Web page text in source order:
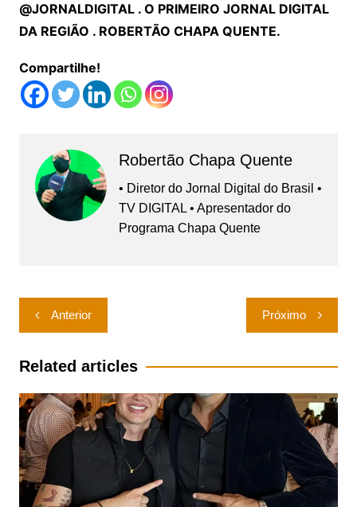
@JORNALDIGITAL . O PRIMEIRO JORNAL DIGITAL
DA REGIÃO . ROBERTÃO CHAPA QUENTE.
Compartilhe!
Robertão Chapa Quente
• Diretor do Jornal Digital do Brasil •
TV DIGITAL • Apresentador do
Programa Chapa Quente
Navegação
de
Post
Anterior Próximo
Related articles